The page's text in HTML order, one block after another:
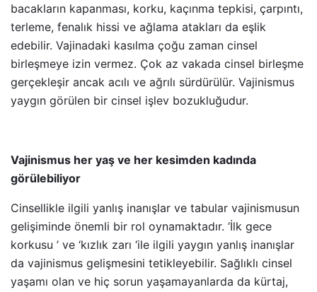
bacakların kapanması, korku, kaçınma tepkisi, çarpıntı,
terleme, fenalık hissi ve ağlama atakları da eşlik
edebilir. Vajinadaki kasılma çoğu zaman cinsel
birleşmeye izin vermez. Çok az vakada cinsel birleşme
gerçekleşir ancak acılı ve ağrılı sürdürülür. Vajinismus
yaygın görülen bir cinsel işlev bozukluğudur.
Vajinismus her yaş ve her kesimden kadında
görülebiliyor
Cinsellikle ilgili yanlış inanışlar ve tabular vajinismusun
gelişiminde önemli bir rol oynamaktadır. ‘İlk gece
korkusu ’ ve ‘kızlık zarı ‘ile ilgili yaygın yanlış inanışlar
da vajinismus gelişmesini tetikleyebilir. Sağlıklı cinsel
yaşamı olan ve hiç sorun yaşamayanlarda da kürtaj,